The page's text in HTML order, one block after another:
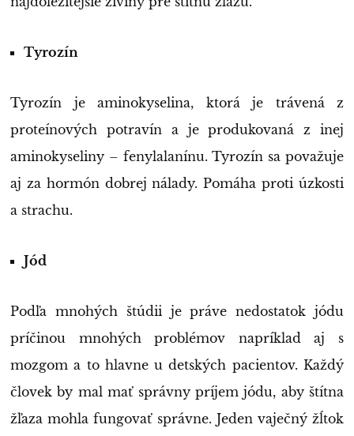
Tyrozín
Tyrozín je aminokyselina, ktorá je trávená z
proteínových potravín a je produkovaná z inej
aminokyseliny – fenylalanínu. Tyrozín sa považuje
aj za hormón dobrej nálady. Pomáha proti úzkosti
a strachu.
Jód
Podľa mnohých štúdii je práve nedostatok jódu
príčinou mnohých problémov napríklad aj s
mozgom a to hlavne u detských pacientov. Každý
človek by mal mať správny príjem jódu, aby štítna
žľaza mohla fungovať správne. Jeden vaječný žĺtok